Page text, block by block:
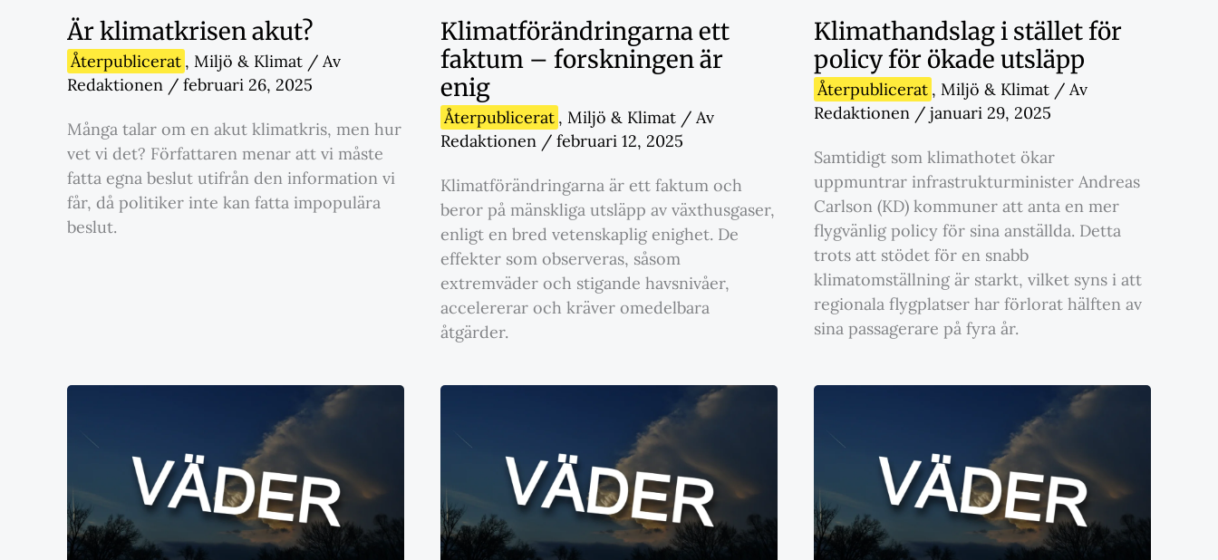
Är klimatkrisen akut?
Återpublicerat , Miljö & Klimat / Av
Redaktionen / februari 26, 2025
Många talar om en akut klimatkris, men hur
vet vi det? Författaren menar att vi måste
fatta egna beslut utifrån den information vi
får, då politiker inte kan fatta impopulära
beslut.
Klimatförändringarna ett
faktum – forskningen är
enig
Återpublicerat , Miljö & Klimat / Av
Redaktionen / februari 12, 2025
Klimatförändringarna är ett faktum och
beror på mänskliga utsläpp av växthusgaser,
enligt en bred vetenskaplig enighet. De
effekter som observeras, såsom
extremväder och stigande havsnivåer,
accelererar och kräver omedelbara
åtgärder.
Klimathandslag i stället för
policy för ökade utsläpp
Återpublicerat , Miljö & Klimat / Av
Redaktionen / januari 29, 2025
Samtidigt som klimathotet ökar
uppmuntrar infrastrukturminister Andreas
Carlson (KD) kommuner att anta en mer
flygvänlig policy för sina anställda. Detta
trots att stödet för en snabb
klimatomställning är starkt, vilket syns i att
regionala flygplatser har förlorat hälften av
sina passagerare på fyra år.